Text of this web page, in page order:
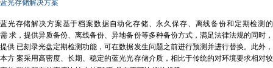
蓝光存储解决方案
蓝光存储解决方案基于档案数据自动化存储、永久保存、离线备份和定期检测的
需 求，提供异质备份、离线备份、异地备份等多种备份方式，满足法律法规的同时，
提供 已刻录光盘定期检测功能，可在数据发生问题之前进行预测并进行替换。此外，
本方 案采用高密度、长期、稳定的蓝光光存储介质，相比于传统的对环境要求相对较